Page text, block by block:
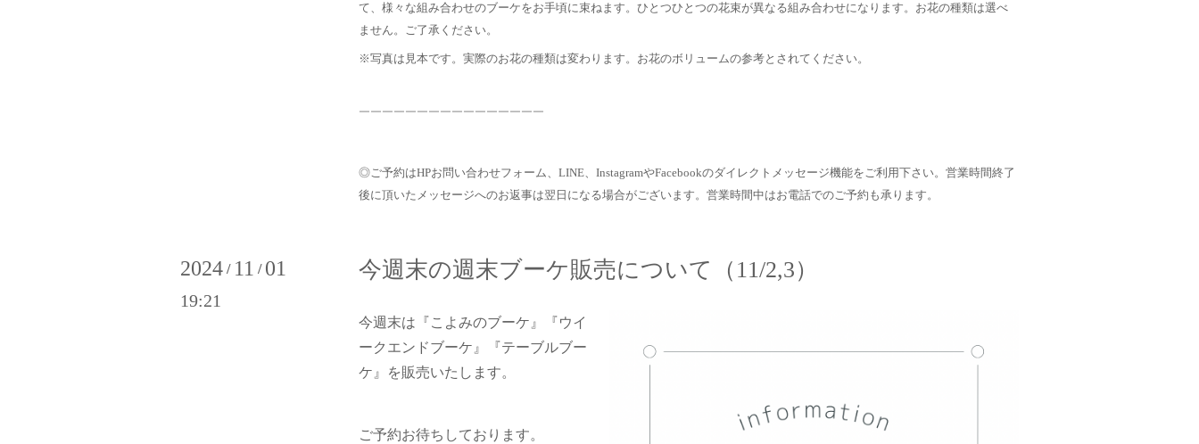
て、様々な組み合わせのブーケをお手頃に束ねます。ひとつひとつの花束が異なる組み合わせになります。お花の種類は選べ
ません。ご了承ください。
※写真は見本です。実際のお花の種類は変わります。お花のボリュームの参考とされてください。
￣￣￣￣￣￣￣￣￣￣￣￣￣￣￣￣
◎ご予約はHPお問い合わせフォーム、LINE、InstagramやFacebookのダイレクトメッセージ機能をご利用下さい。営業時間終了
後に頂いたメッセージへのお返事は翌日になる場合がございます。営業時間中はお電話でのご予約も承ります。
2024 / 11 / 01
19:21
今週末の週末ブーケ販売について（11/2,3）
今週末は『こよみのブーケ』『ウイ
ークエンドブーケ』『テーブルブー
ケ』を販売いたします。
ご予約お待ちしております。